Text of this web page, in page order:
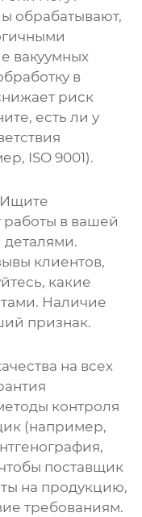
обрабатывают,
вакуумных
в
риск
есть ли у
ISO 9001).
Ищите
в вашей
клиентов,
какие
Наличие
признак.
на всех
контроля
(например,
поставщик
на продукцию,
требованиям.